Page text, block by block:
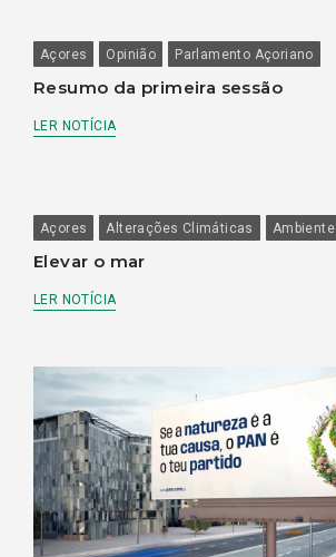
Açores Opinião Parlamento Açoriano
Resumo da primeira sessão
LER NOTÍCIA
Açores Alterações Climáticas Ambiente
Elevar o mar
LER NOTÍCIA